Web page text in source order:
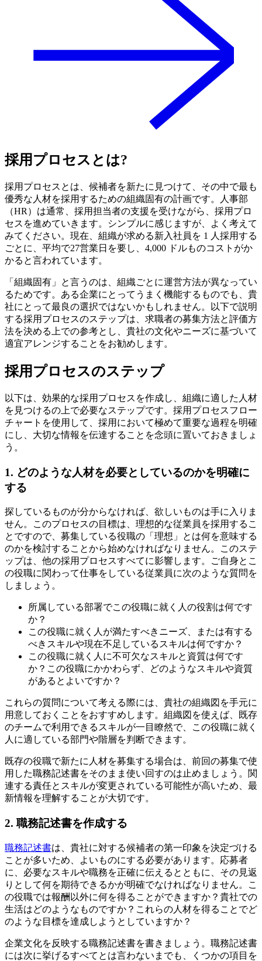
採用プロセスとは?
採用プロセスとは、候補者を新たに見つけて、その中で最も
優秀な人材を採用するための組織固有の計画です。人事部
（HR）は通常、採用担当者の支援を受けながら、採用プロ
セスを進めていきます。シンプルに感じますが、よく考えて
みてください。現在、組織が求める新入社員を 1 人採用する
ごとに、平均で27営業日を要し、4,000 ドルものコストがか
かると言われています。
「組織固有」と言うのは、組織ごとに運営方法が異なってい
るためです。ある企業にとってうまく機能するものでも、貴
社にとって最良の選択ではないかもしれません。以下で説明
する採用プロセスのステップは、求職者の募集方法と評価方
法を決める上での参考とし、貴社の文化やニーズに基づいて
適宜アレンジすることをお勧めします。
採用プロセスのステップ
以下は、効果的な採用プロセスを作成し、組織に適した人材
を見つけるの上で必要なステップです。採用プロセスフロー
チャートを使用して、採用において極めて重要な過程を明確
にし、大切な情報を伝達することを念頭に置いておきましょ
う。
1. どのような人材を必要としているのかを明確に
する
探しているものが分からなければ、欲しいものは手に入りま
せん。このプロセスの目標は、理想的な従業員を採用するこ
とですので、募集している役職の「理想」とは何を意味する
のかを検討することから始めなければなりません。このステ
ップは、他の採用プロセスすべてに影響します。ご自身とこ
の役職に関わって仕事をしている従業員に次のような質問を
しましょう。
所属している部署でこの役職に就く人の役割は何です
か？
この役職に就く人が満たすべきニーズ、または有する
べきスキルや現在不足しているスキルは何ですか？
この役職に就く人に不可欠なスキルと資質は何です
か？この役職にかかわらず、どのようなスキルや資質
があるとよいですか？
これらの質問について考える際には、貴社の組織図を手元に
用意しておくことをおすすめします。組織図を使えば、既存
のチームで利用できるスキルが一目瞭然で、この役職に就く
人に適している部門や階層を判断できます。
既存の役職で新たに人材を募集する場合は、前回の募集で使
用した職務記述書をそのまま使い回すのは止めましょう。関
連する責任とスキルが変更されている可能性が高いため、最
新情報を理解することが大切です。
2. 職務記述書を作成する
職務記述書は、貴社に対する候補者の第一印象を決定づける
ことが多いため、よいものにする必要があります。応募者
に、必要なスキルや職務を正確に伝えるとともに、その見返
りとして何を期待できるかが明確でなければなりません。こ
の役職では報酬以外に何を得ることができますか？貴社での
生活はどのようなものですか？これらの人材を得ることでど
のような目標を達成しようとしていますか？
企業文化を反映する職務記述書を書きましょう。職務記述書
には次に挙げるすべてとは言わないまでも、くつかの項目を